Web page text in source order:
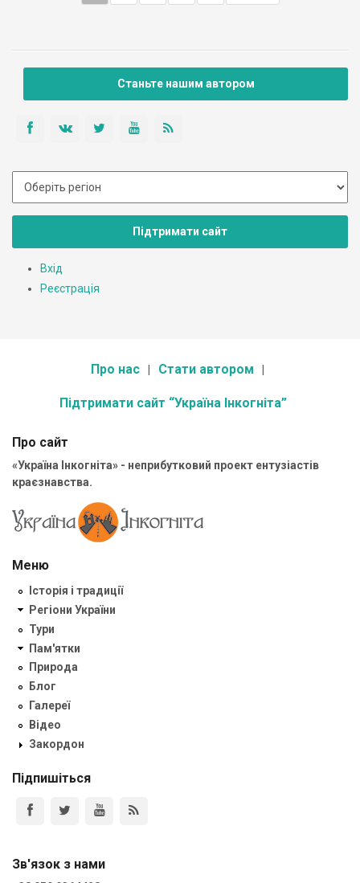
Станьте нашим автором
Підтримати сайт
Вхід
Реєстрація
Про нас Стати автором
Підтримати сайт “Україна Інкогніта”
Про сайт
«Україна Інкогніта» - неприбутковий проект ентузіастів
краєзнавства.
Меню
Історія і традиції
Регіони України
Тури
Пам'ятки
Природа
Блог
Галереї
Відео
Закордон
Підпишіться
Зв'язок з нами